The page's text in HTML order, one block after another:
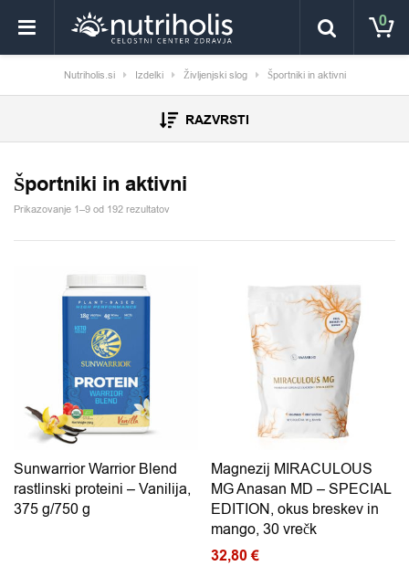
0
Nutriholis.si Izdelki Življenjski slog Športniki in aktivni
RAZVRSTI
Športniki in aktivni
Prikazovanje 1–9 od 192 rezultatov
Sunwarrior Warrior Blend
rastlinski proteini – Vanilija,
375 g/750 g
Ta izdelek ima več različic. Možnosti lahko izberete
Magnezij MIRACULOUS
MG Anasan MD – SPECIAL
EDITION, okus breskev in
mango, 30 vrečk
32,80€